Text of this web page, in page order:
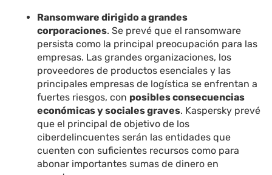
Ransomware dirigido a grandes
corporaciones. Se prevé que el ransomware
persista como la principal preocupación para las
empresas. Las grandes organizaciones, los
proveedores de productos esenciales y las
principales empresas de logística se enfrentan a
fuertes riesgos, con posibles consecuencias
económicas y sociales graves. Kaspersky prevé
que el principal de objetivo de los
ciberdelincuentes serán las entidades que
cuenten con suficientes recursos como para
abonar importantes sumas de dinero en